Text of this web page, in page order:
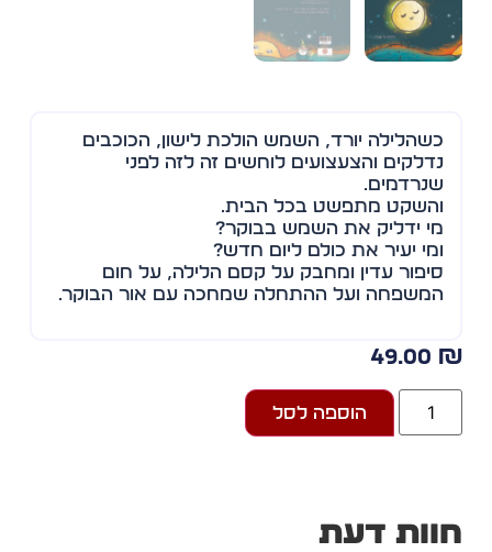
כשהלילה יורד, השמש הולכת לישון, הכוכבים
נדלקים והצעצועים לוחשים זה לזה לפני
שנרדמים.
והשקט מתפשט בכל הבית.
מי ידליק את השמש בבוקר?
ומי יעיר את כולם ליום חדש?
סיפור עדין ומחבק על קסם הלילה, על חום
המשפחה ועל ההתחלה שמחכה עם אור הבוקר.
49.00
הוספה לסל
דעת